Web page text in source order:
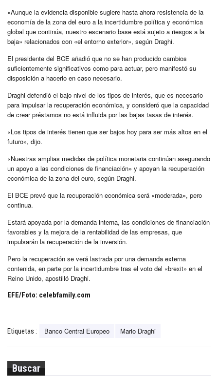
«Aunque la evidencia disponible sugiere hasta ahora resistencia de la
economía de la zona del euro a la incertidumbre política y económica
global que continúa, nuestro escenario base está sujeto a riesgos a la
baja» relacionados con «el entorno exterior», según Draghi.
El presidente del BCE añadió que no se han producido cambios
suficientemente significativos como para actuar, pero manifestó su
disposición a hacerlo en caso necesario.
Draghi defendió el bajo nivel de los tipos de interés, que es necesario
para impulsar la recuperación económica, y consideró que la capacidad
de crear préstamos no está influida por las bajas tasas de interés.
«Los tipos de interés tienen que ser bajos hoy para ser más altos en el
futuro», dijo.
«Nuestras amplias medidas de política monetaria continúan asegurando
un apoyo a las condiciones de financiación» y apoyan la recuperación
económica de la zona del euro, según Draghi.
El BCE prevé que la recuperación económica será «moderada», pero
continua.
Estará apoyada por la demanda interna, las condiciones de financiación
favorables y la mejora de la rentabilidad de las empresas, que
impulsarán la recuperación de la inversión.
Pero la recuperación se verá lastrada por una demanda externa
contenida, en parte por la incertidumbre tras el voto del «brexit» en el
Reino Unido, apostilló Draghi.
EFE/Foto: celebfamily.com
Etiquetas : Banco Central Europeo Mario Draghi
Buscar